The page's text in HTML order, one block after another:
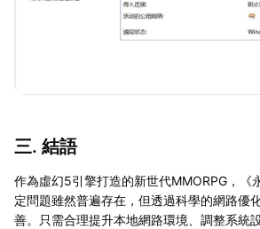
三. 結語
作為虛幻5引擎打造的新世代MMORPG，《
定問題雖然普遍存在，但透過科學的網路優
善。只需合理提升本地網路環境、調整系統